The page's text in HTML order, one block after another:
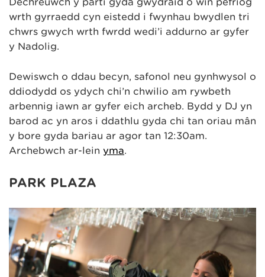
Dechreuwch y parti gyda gwydraid o win pefriog
wrth gyrraedd cyn eistedd i fwynhau bwydlen tri
chwrs gwych wrth fwrdd wedi’i addurno ar gyfer
y Nadolig.
Dewiswch o ddau becyn, safonol neu gynhwysol o
ddiodydd os ydych chi’n chwilio am rywbeth
arbennig iawn ar gyfer eich archeb. Bydd y DJ yn
barod ac yn aros i ddathlu gyda chi tan oriau mân
y bore gyda bariau ar agor tan 12:30am.
Archebwch ar-lein yma.
PARK PLAZA